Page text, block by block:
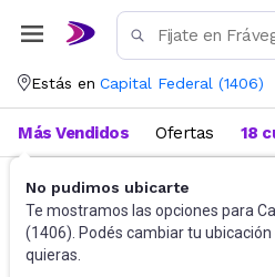
Estás en Capital Federal (1406)
No pudimos ubicarte
Te mostramos las opciones para
(1406). Podés cambiar tu ubicación
quieras.
Más Vendidos Ofertas 18
Videojuegos Accesorios